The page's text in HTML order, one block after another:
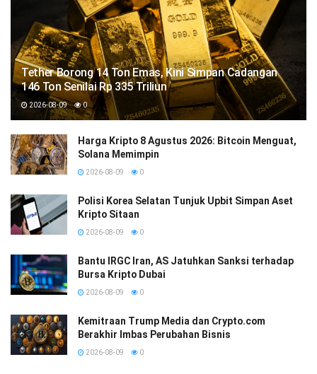
Tether Borong 14 Ton Emas, Kini Simpan Cadangan
146 Ton Senilai Rp 335 Triliun
2026-08-09 0
Harga Kripto 8 Agustus 2026: Bitcoin Menguat,
Solana Memimpin
2026-08-09 0
Polisi Korea Selatan Tunjuk Upbit Simpan Aset
Kripto Sitaan
2026-08-09 0
Bantu IRGC Iran, AS Jatuhkan Sanksi terhadap
Bursa Kripto Dubai
2026-08-09 0
Kemitraan Trump Media dan Crypto.com
Berakhir Imbas Perubahan Bisnis
2026-08-09 0